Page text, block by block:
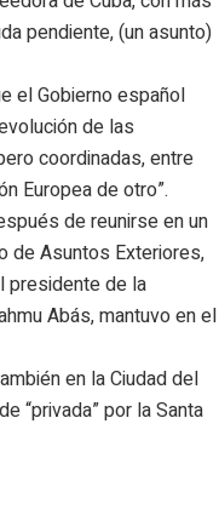
Alejandro Ernesto
de solidaridad en
los españoles de
para
ofrece la Junta de
pendiente, (un asunto)
el Gobierno español
de las
coordinadas, entre
Europea de otro”.
de reunirse en un
de Asuntos Exteriores,
presidente de la
Abás, mantuvo en el
en la Ciudad del
“privada” por la Santa